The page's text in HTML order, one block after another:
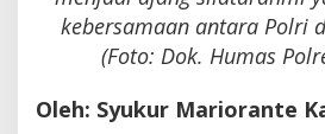
kebersamaan antara Polri
(Foto: Dok. Humas
Oleh: Syukur Mariorante